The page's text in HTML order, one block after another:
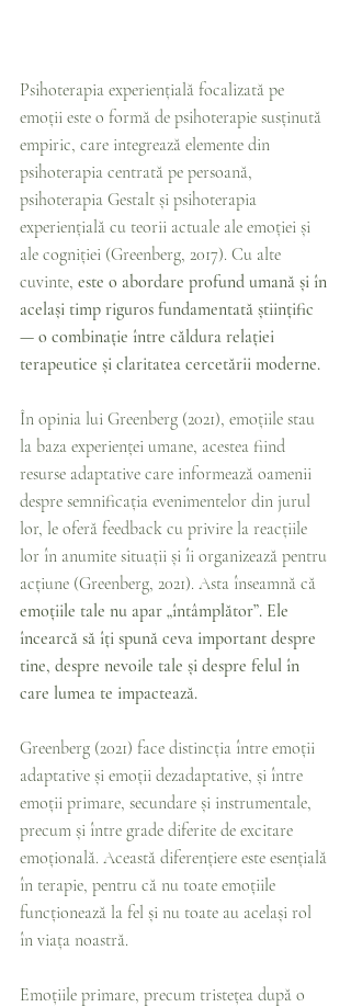
Psihoterapia experiențială focalizată pe
emoții este o formă de psihoterapie susținută
empiric, care integrează elemente din
psihoterapia centrată pe persoană,
psihoterapia Gestalt și psihoterapia
experiențială cu teorii actuale ale emoției și
ale cogniției (Greenberg, 2017). Cu alte
cuvinte, este o abordare profund umană și în
același timp riguros fundamentată științific
— o combinație între căldura relației
terapeutice și claritatea cercetării moderne.
În opinia lui Greenberg (2021), emoțiile stau
la baza experienței umane, acestea fiind
resurse adaptative care informează oamenii
despre semnificația evenimentelor din jurul
lor, le oferă feedback cu privire la reacțiile
lor în anumite situații și îi organizează pentru
acțiune (Greenberg, 2021). Asta înseamnă că
emoțiile tale nu apar „întâmplător”. Ele
încearcă să îți spună ceva important despre
tine, despre nevoile tale și despre felul în
care lumea te impactează.
Greenberg (2021) face distincția între emoții
adaptative și emoții dezadaptative, și între
emoții primare, secundare și instrumentale,
precum și între grade diferite de excitare
emoțională. Această diferențiere este esențială
în terapie, pentru că nu toate emoțiile
funcționează la fel și nu toate au același rol
în viața noastră.
Emoțiile primare, precum tristețea după o